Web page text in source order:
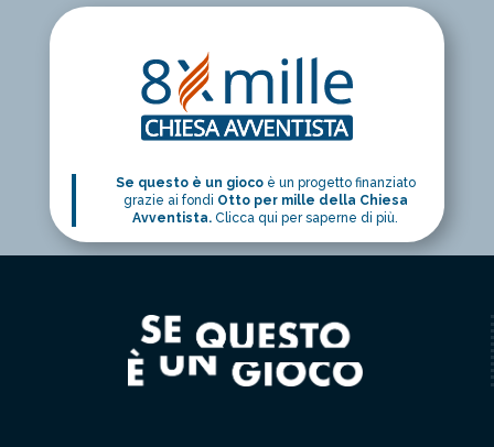
Se questo è un giocoè un progetto finanziato
grazie ai fondi Otto per mille della Chiesa
Avventista.Clicca qui per saperne di più.